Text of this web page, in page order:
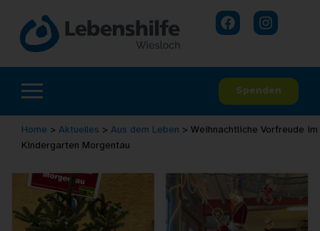
Spenden
Home > Aktuelles > Aus dem Leben > Weihnachtliche Vorfreude im
Kindergarten Morgentau